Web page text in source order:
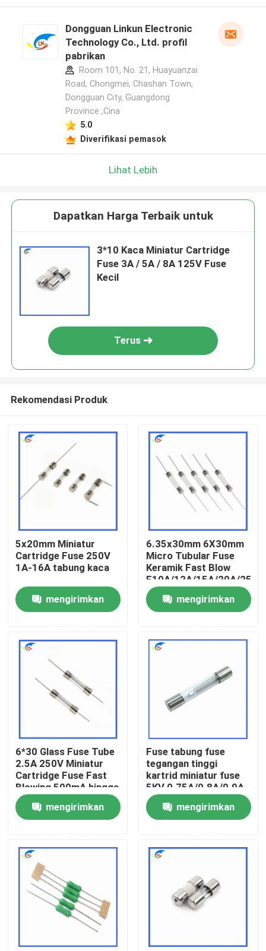
Rumah
Produk
Video
Tentang Kami
Tur Pabrik
Kontrol Kualitas
Berita
Kasus-kasus
Termistor PTC
Dongguan Linkun Electronic
Technology Co., Ltd. profil
pabrikan
Room 101, No. 21, Huayuanzai
Road, Chongmei, Chashan Town,
Dongguan City, Guangdong
Province ,Cina
5.0
Diverifikasi pemasok
Lihat Lebih
Dapatkan Harga Terbaik untuk
3*10 Kaca Miniatur Cartridge
Fuse 3A / 5A / 8A 125V Fuse
Kecil
Terus
Rekomendasi Produk
5x20mm Miniatur
Cartridge Fuse 250V
1A-16A tabung kaca
mengirimkan
6.35x30mm 6X30mm
Micro Tubular Fuse
Keramik Fast Blow
F10A/12A/15A/20A/25A/
Pin Double Cap
mengirimkan
6*30 Glass Fuse Tube
2.5A 250V Miniatur
Cartridge Fuse Fast
Blowing 500mA hingga
30A L250V
mengirimkan
Fuse tabung fuse
tegangan tinggi
kartrid miniatur fuse
5KV 0.75A/0.8A/0.9A
750MA/800MA/900mA
6.5MM*40MM
mengirimkan